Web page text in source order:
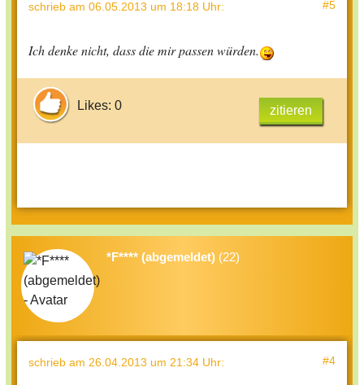
schrieb am 06.05.2013 um 18:18 Uhr: #5
Ich denke nicht, dass die mir passen würden.
Likes: 0 zitieren
*F**** (abgemeldet) (22)
schrieb am 26.04.2013 um 21:34 Uhr: #4